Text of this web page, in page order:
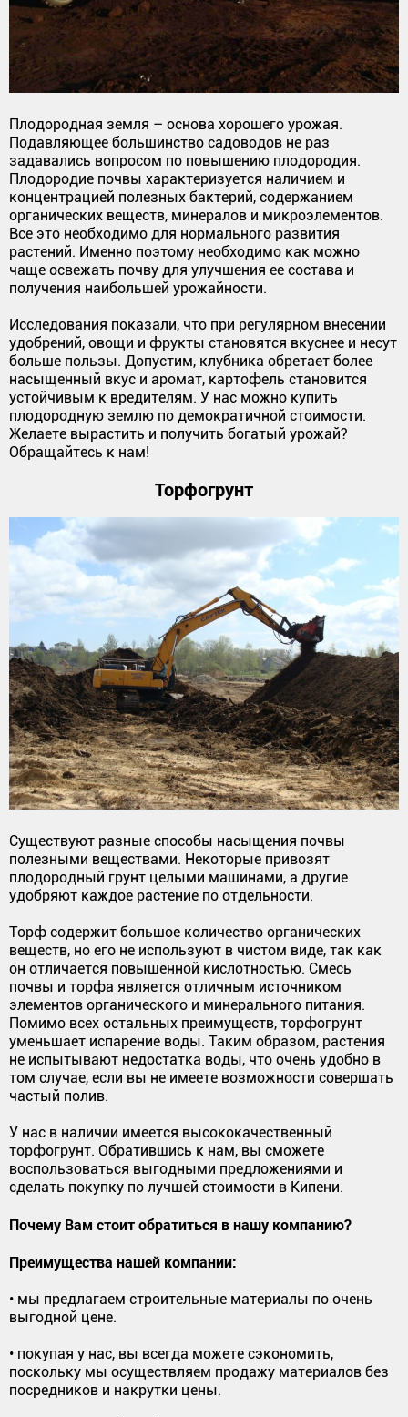
Плодородная земля – основа хорошего урожая.
Подавляющее большинство садоводов не раз
задавались вопросом по повышению плодородия.
Плодородие почвы характеризуется наличием и
концентрацией полезных бактерий, содержанием
органических веществ, минералов и микроэлементов.
Все это необходимо для нормального развития
растений. Именно поэтому необходимо как можно
чаще освежать почву для улучшения ее состава и
получения наибольшей урожайности.
Исследования показали, что при регулярном внесении
удобрений, овощи и фрукты становятся вкуснее и несут
больше пользы. Допустим, клубника обретает более
насыщенный вкус и аромат, картофель становится
устойчивым к вредителям. У нас можно купить
плодородную землю по демократичной стоимости.
Желаете вырастить и получить богатый урожай?
Обращайтесь к нам!
Торфогрунт
Существуют разные способы насыщения почвы
полезными веществами. Некоторые привозят
плодородный грунт целыми машинами, а другие
удобряют каждое растение по отдельности.
Торф содержит большое количество органических
веществ, но его не используют в чистом виде, так как
он отличается повышенной кислотностью. Смесь
почвы и торфа является отличным источником
элементов органического и минерального питания.
Помимо всех остальных преимуществ, торфогрунт
уменьшает испарение воды. Таким образом, растения
не испытывают недостатка воды, что очень удобно в
том случае, если вы не имеете возможности совершать
частый полив.
У нас в наличии имеется высококачественный
торфогрунт. Обратившись к нам, вы сможете
воспользоваться выгодными предложениями и
сделать покупку по лучшей стоимости в Кипени.
Почему Вам стоит обратиться в нашу компанию?
Преимущества нашей компании:
• мы предлагаем строительные материалы по очень
выгодной цене.
• покупая у нас, вы всегда можете сэкономить,
поскольку мы осуществляем продажу материалов без
посредников и накрутки цены.